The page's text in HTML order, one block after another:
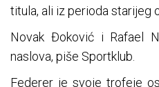
titula, ali iz perioda starijeg
Novak Đoković i Rafael
naslova, piše Sportklub.
Federer je svoje trofeje